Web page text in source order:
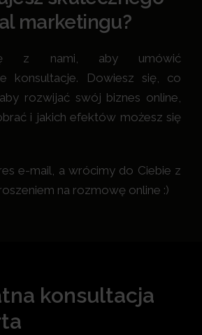
marketingu?
z nami, aby umówić
konsultacje. Dowiesz się, co
rozwijać swój biznes online,
i jakich efektów możesz się
e-mail, a wrócimy do Ciebie z
na rozmowę online :)
konsultacja